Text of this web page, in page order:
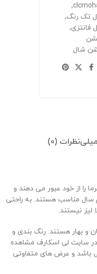
,
تک رنگ,
فانتزی,
شال
نظرات (0)
را از خود عبور می دهند و
سال مناسب هستند. به راحتی
نیستند.
و بهار هستند. رنگ بندی و
سایت لی اسکارف مشاهده
های نخی اکثرا 2 متر می باشد و عرض های متفاوتی